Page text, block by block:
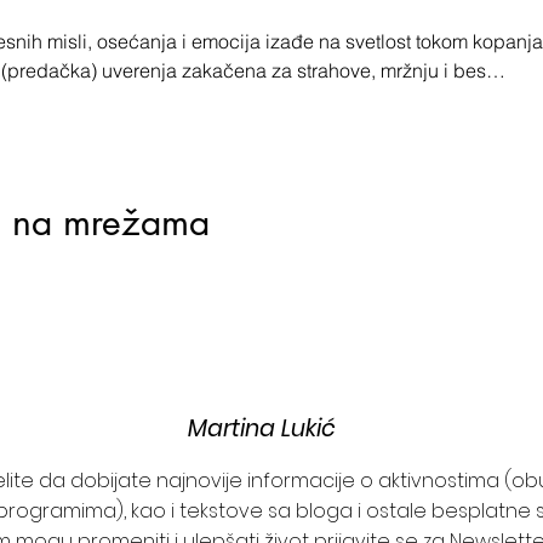
misli, osećanja i emocija izađe na svetlost tokom
uverenja zakačena za strahove, mržnju i bes…
mrežama
Martina Lukić
da dobijate najnovije informacije o aktivnostima
kao i tekstove sa bloga i ostale besplatne